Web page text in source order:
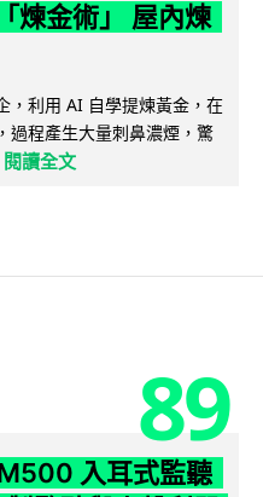
煉金術」 屋內煉
，利用 AI 自學提煉黃金，在
過程產生大量刺鼻濃煙，驚
閱讀全文
89
入耳式監聽